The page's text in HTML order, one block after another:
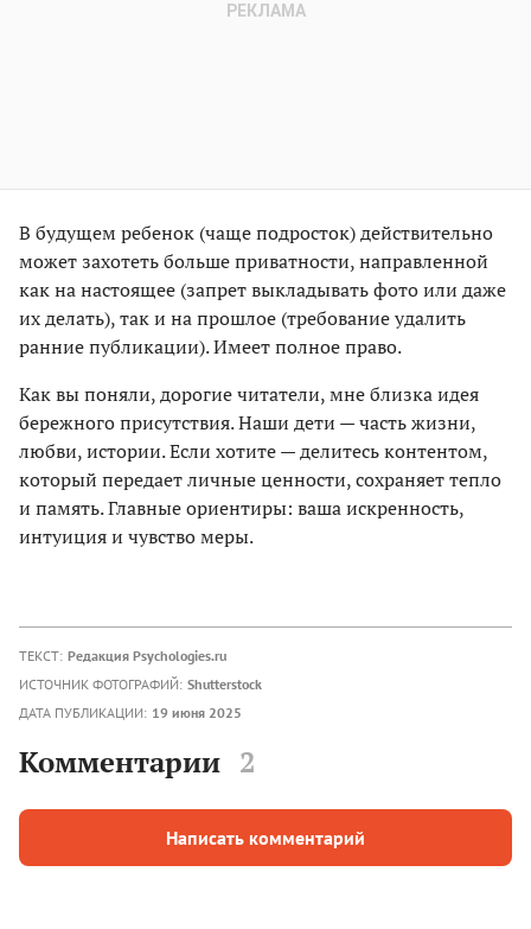
В будущем ребенок (чаще подросток) действительно
может захотеть больше приватности, направленной
как на настоящее (запрет выкладывать фото или даже
их делать), так и на прошлое (требование удалить
ранние публикации). Имеет полное право.
Как вы поняли, дорогие читатели, мне близка идея
бережного присутствия. Наши дети — часть жизни,
любви, истории. Если хотите — делитесь контентом,
который передает личные ценности, сохраняет тепло
и память. Главные ориентиры: ваша искренность,
интуиция и чувство меры.
ТЕКСТ: Редакция Psychologies.ru
ИСТОЧНИК ФОТОГРАФИЙ: Shutterstock
ДАТА ПУБЛИКАЦИИ: 19 июня 2025
Комментарии 2
Написать комментарий